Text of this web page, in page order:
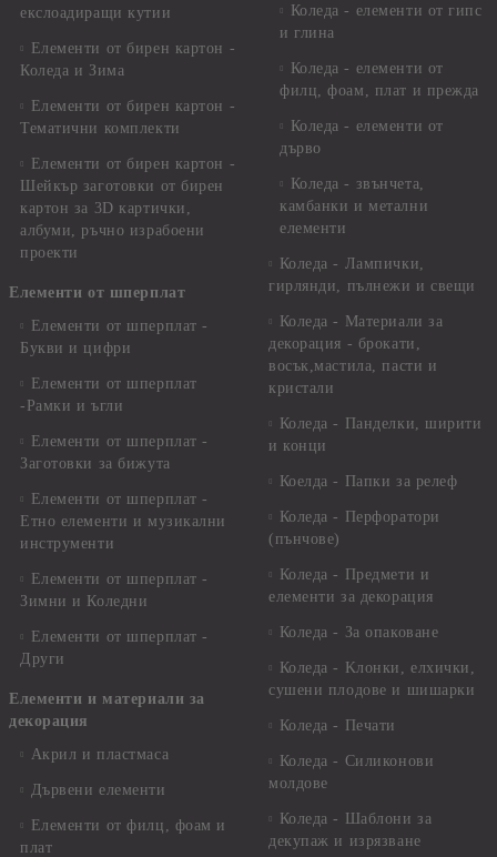
екслоадиращи кутии
Елементи от бирен картон -
Коледа и Зима
Елементи от бирен картон -
Тематични комплекти
Елементи от бирен картон -
Шейкър заготовки от бирен
картон за 3D картички,
албуми, ръчно израбоени
проекти
Елементи от шперплат
Елементи от шперплат -
Букви и цифри
Елементи от шперплат
-Рамки и ъгли
Елементи от шперплат -
Заготовки за бижута
Елементи от шперплат -
Етно елементи и музикални
инструменти
Елементи от шперплат -
Зимни и Коледни
Елементи от шперплат -
Други
Елементи и материали за
декорация
Акрил и пластмаса
Дървени елементи
Елементи от филц, фоам и
плат
Коледа - елементи от гипс
и глина
Коледа - елементи от
филц, фоам, плат и прежда
Коледа - елементи от
дърво
Коледа - звънчета,
камбанки и метални
елементи
Коледа - Лампички,
гирлянди, пълнежи и свещи
Коледа - Материали за
декорация - брокати,
восък,мастила, пасти и
кристали
Коледа - Панделки, ширити
и конци
Коелда - Папки за релеф
Коледа - Перфоратори
(пънчове)
Коледа - Предмети и
елементи за декорация
Коледа - За опаковане
Коледа - Kлонки, елхички,
сушени плодове и шишарки
Коледа - Печати
Коледа - Силиконови
молдове
Коледа - Шаблони за
декупаж и изрязване